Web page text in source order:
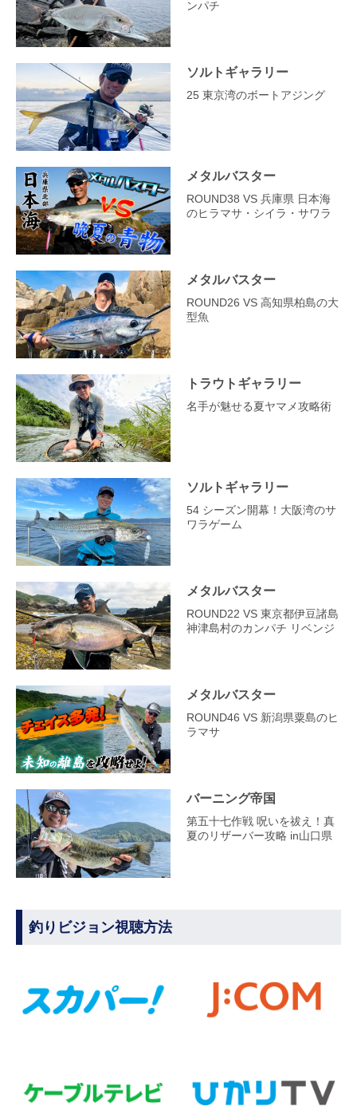
ンパチ
ソルトギャラリー
25 東京湾のボートアジング
メタルバスター
ROUND38 VS 兵庫県 日本海
のヒラマサ・シイラ・サワラ
メタルバスター
ROUND26 VS 高知県柏島の大
型魚
トラウトギャラリー
名手が魅せる夏ヤマメ攻略術
ソルトギャラリー
54 シーズン開幕！大阪湾のサ
ワラゲーム
メタルバスター
ROUND22 VS 東京都伊豆諸島
神津島村のカンパチ リベンジ
メタルバスター
ROUND46 VS 新潟県粟島のヒ
ラマサ
バーニング帝国
第五十七作戦 呪いを祓え！真
夏のリザーバー攻略 in山口県
釣りビジョン視聴方法